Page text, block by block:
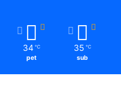
34 ℃
pet
35 ℃
sub